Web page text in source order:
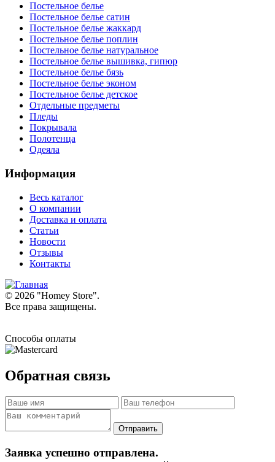
Постельное белье
Постельное белье сатин
Постельное белье жаккард
Постельное белье поплин
Постельное белье натуральное
Постельное белье вышивка, гипюр
Постельное белье бязь
Постельное белье эконом
Постельное белье детское
Отдельные предметы
Пледы
Покрывала
Полотенца
Одеяла
Информация
Весь каталог
О компании
Доставка и оплата
Статьи
Новости
Отзывы
Контакты
© 2026 "Homey Store".
Все права защищены.
Способы оплаты
Обратная связь
Заявка успешно отправлена.